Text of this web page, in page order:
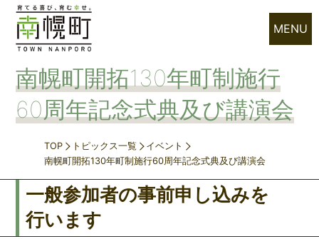
MENU
南幌町開拓130年町制施行
60周年記念式典及び講演会
TOP トピックス一覧
イベント
南幌町開拓130年町制施行60周年記念式典及び講演会
一般参加者の事前申し込みを
行います